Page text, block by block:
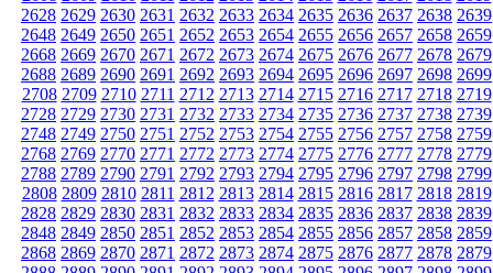
2628 2629 2630 2631 2632 2633 2634 2635 2636 2637 2638 2639
2648 2649 2650 2651 2652 2653 2654 2655 2656 2657 2658 2659
2668 2669 2670 2671 2672 2673 2674 2675 2676 2677 2678 2679
2688 2689 2690 2691 2692 2693 2694 2695 2696 2697 2698 2699
2708 2709 2710 2711 2712 2713 2714 2715 2716 2717 2718 2719
2728 2729 2730 2731 2732 2733 2734 2735 2736 2737 2738 2739
2748 2749 2750 2751 2752 2753 2754 2755 2756 2757 2758 2759
2768 2769 2770 2771 2772 2773 2774 2775 2776 2777 2778 2779
2788 2789 2790 2791 2792 2793 2794 2795 2796 2797 2798 2799
2808 2809 2810 2811 2812 2813 2814 2815 2816 2817 2818 2819
2828 2829 2830 2831 2832 2833 2834 2835 2836 2837 2838 2839
2848 2849 2850 2851 2852 2853 2854 2855 2856 2857 2858 2859
2868 2869 2870 2871 2872 2873 2874 2875 2876 2877 2878 2879